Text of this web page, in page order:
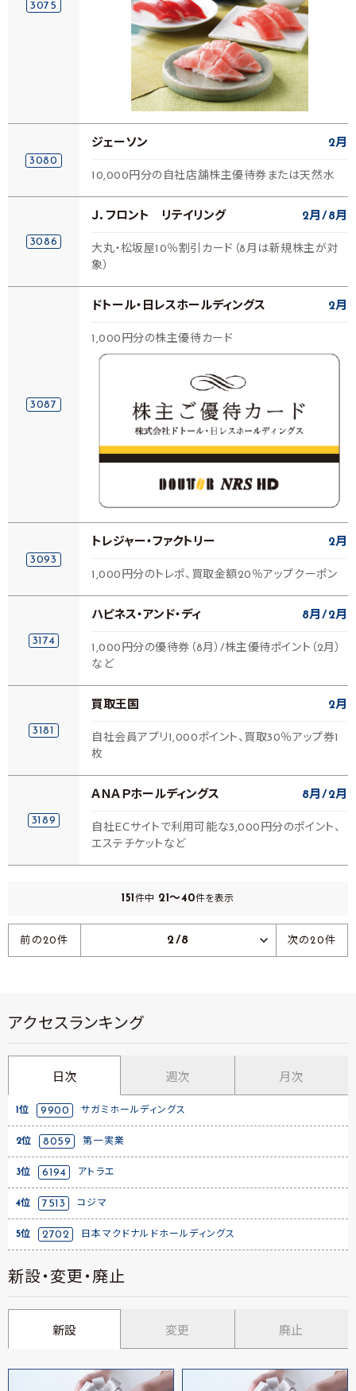
3075
3080
ジェーソン 2月
10,000円分の自社店舗株主優待券または天然水
3086
Ｊ．フロント リテイリング 2月 8月
大丸・松坂屋10％割引カード（8月は新規株主が対
象）
3087
ドトール・日レスホールディングス 2月
1,000円分の株主優待カード
3093
トレジャー・ファクトリー 2月
1,000円分のトレポ、買取金額20％アップクーポン
3174
ハピネス・アンド・ディ 8月 2月
1,000円分の優待券（8月）/株主優待ポイント（2月）
など
3181
買取王国 2月
自社会員アプリ1,000ポイント、買取30％アップ券1
枚
3189
ＡＮＡＰホールディングス 8月 2月
自社ECサイトで利用可能な3,000円分のポイント、
エステチケットなど
151 件中 21～40件を表示
前の20件 2/8 次の20件
アクセスランキング
日次 週次 月次
1位 9900 サガミホールディングス
2位 8059 第一実業
3位 6194 アトラエ
4位 7513 コジマ
5位 2702 日本マクドナルドホールディングス
新設・変更・廃止
新設 変更 廃止